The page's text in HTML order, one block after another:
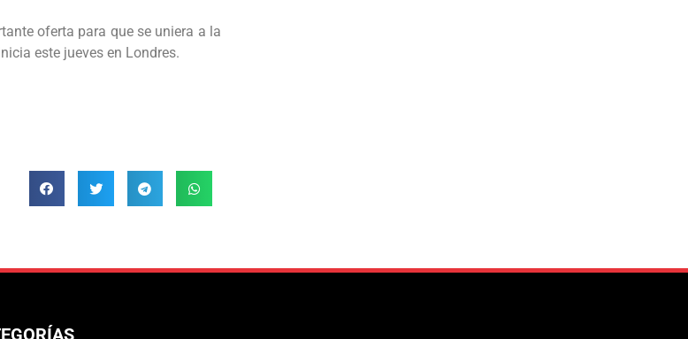
oferta para que se uniera a la
este jueves en Londres.